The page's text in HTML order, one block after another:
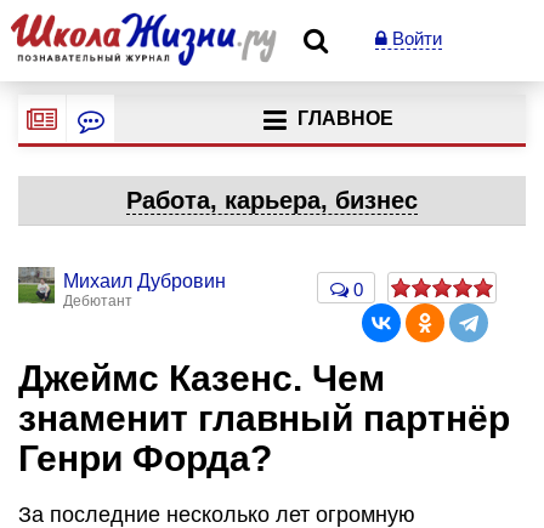
Войти
ГЛАВНОЕ
Работа, карьера, бизнес
Михаил Дубровин
Дебютант
0
Джеймс Казенс. Чем
знаменит главный партнёр
Генри Форда?
За последние несколько лет огромную